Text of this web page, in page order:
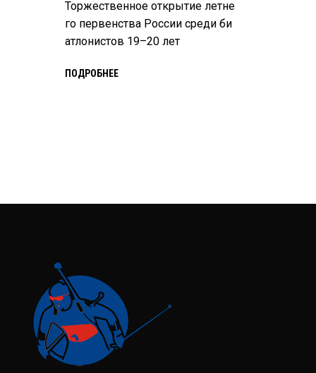
Торжественное открытие летне
го первенства России среди би
атлонистов 19–20 лет
ПОДРОБНЕЕ